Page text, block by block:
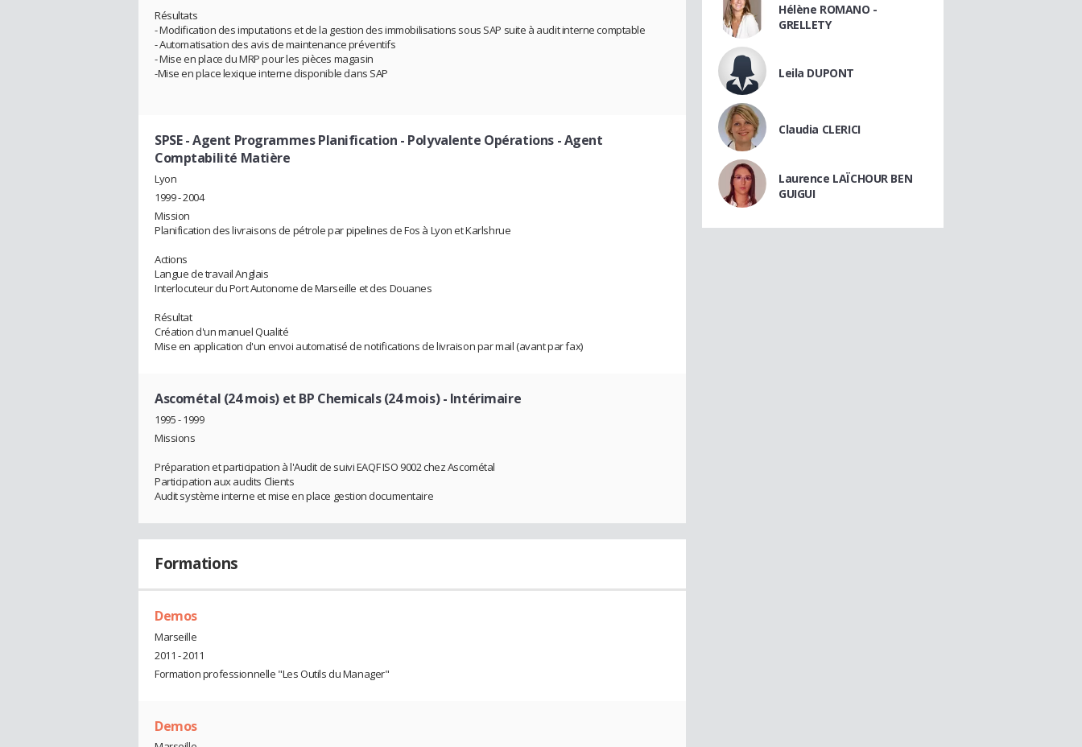
Résultats
- Modification des imputations et de la gestion des immobilisations sous SAP suite à audit interne comptable
- Automatisation des avis de maintenance préventifs
- Mise en place du MRP pour les pièces magasin
-Mise en place lexique interne disponible dans SAP
SPSE- Agent Programmes Planification - Polyvalente Opérations - Agent
Comptabilité Matière
Lyon
1999 - 2004
Mission
Planification des livraisons de pétrole par pipelines de Fos à Lyon et Karlshrue
Actions
Langue de travail Anglais
Interlocuteur du Port Autonome de Marseille et des Douanes
Résultat
Création d'un manuel Qualité
Mise en application d'un envoi automatisé de notifications de livraison par mail (avant par fax)
Ascométal (24 mois) et BP Chemicals (24 mois)- Intérimaire
1995 - 1999
Missions
Préparation et participation à l'Audit de suivi EAQF ISO 9002 chez Ascométal
Participation aux audits Clients
Audit système interne et mise en place gestion documentaire
Formations
Demos
Marseille
2011 - 2011
Formation professionnelle "Les Outils du Manager"
Demos
Hélène ROMANO -
GRELLETY
Leila DUPONT
Claudia CLERICI
Laurence LAÏCHOUR BEN
GUIGUI